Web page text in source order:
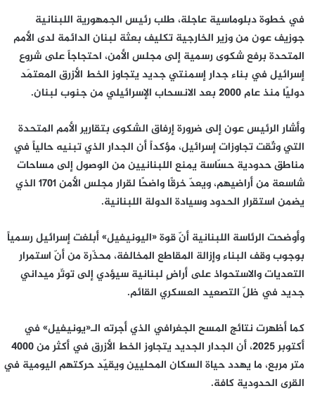
في خطوة دبلوماسية عاجلة، طلب رئيس الجمهورية اللبنانية
جوزيف عون من وزير الخارجية تكليف بعثة لبنان الدائمة لدى الأمم
المتحدة برفع شكوى رسمية إلى مجلس الأمن، احتجاجاً على شروع
إسرائيل في بناء جدار إسمنتي جديد يتجاوز الخط الأزرق المعتمَد
دوليًا منذ عام 2000 بعد الانسحاب الإسرائيلي من جنوب لبنان.
وأشار الرئيس عون إلى ضرورة إرفاق الشكوى بتقارير الأمم المتحدة
التي وثّقت تجاوزات إسرائيل، مؤكداً أن الجدار الذي تبنيه حالياً في
مناطق حدودية حسّاسة يمنع اللبنانيين من الوصول إلى مساحات
شاسعة من أراضيهم، ويعدّ خرقًا واضحًا لقرار مجلس الأمن 1701 الذي
يضمن استقرار الحدود وسيادة الدولة اللبنانية.
وأوضحت الرئاسة اللبنانية أنّ قوة «اليونيفيل» أبلغت إسرائيل رسمياً
بوجوب وقف البناء وإزالة المقاطع المخالفة، محذّرة من أنّ استمرار
التعديات والاستحواذ على أراضٍ لبنانية سيؤدي إلى توتّر ميداني
جديد في ظلّ التصعيد العسكري القائم.
كما أظهرت نتائج المسح الجغرافي الذي أجرته الـ«يونيفيل» في
أكتوبر 2025، أن الجدار الجديد يتجاوز الخط الأزرق في أكثر من 4000
متر مربع، ما يهدد حياة السكان المحليين ويقيّد حركتهم اليومية في
القرى الحدودية كافة.